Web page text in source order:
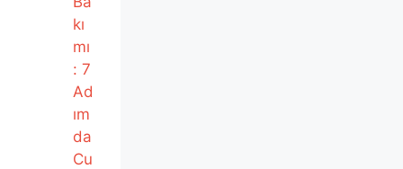
kı
mı
: 7
Ad
ım
da
Cu